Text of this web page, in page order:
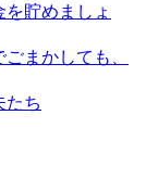
貯めましょ
まかしても、
ち